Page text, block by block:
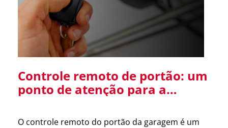
Controle remoto de portão: um
ponto de atenção para a
O controle remoto do portão da garagem é um